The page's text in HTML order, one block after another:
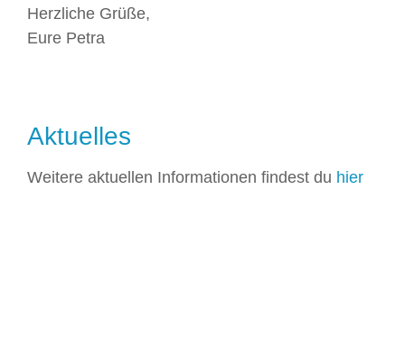
Herzliche Grüße,
Eure Petra
Aktuelles
Weitere aktuellen Informationen findest du hier